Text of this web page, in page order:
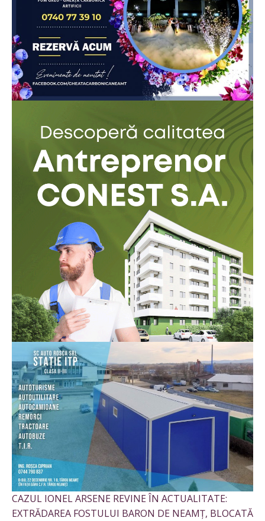
CAZUL IONEL ARSENE REVINE ÎN ACTUALITATE:
EXTRĂDAREA FOSTULUI BARON DE NEAMȚ, BLOCATĂ